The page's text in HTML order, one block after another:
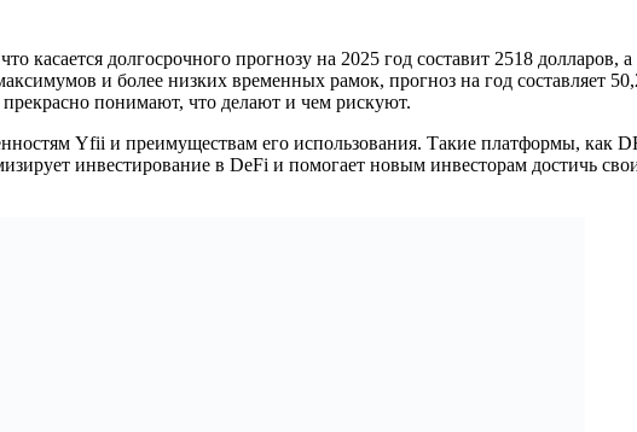
долгосрочного прогнозу на 2025 год составит 2518 долларов,
и более низких временных рамок, прогноз на год составляет
понимают, что делают и чем рискуют.
Yfii и преимуществам его использования. Такие платформы, как
инвестирование в DeFi и помогает новым инвесторам достичь